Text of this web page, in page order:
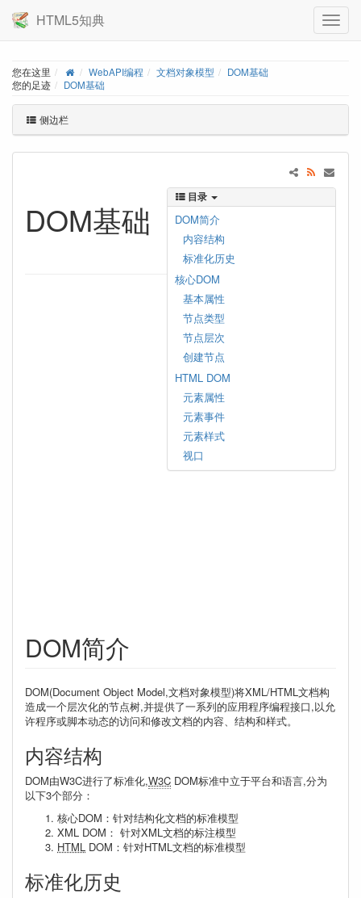
HTML5知典
您在这里 WebAPI编程 文档对象模型
DOM基础
您的足迹
DOM基础
侧边栏
目录
DOM简介
内容结构
标准化历史
核心DOM
基本属性
节点类型
节点层次
创建节点
HTML DOM
元素属性
元素事件
元素样式
视口
DOM基础
DOM简介
DOM(Document Object Model,文档对象模型)将XML/HTML文档构
造成一个层次化的节点树,并提供了一系列的应用程序编程接口,以允
许程序或脚本动态的访问和修改文档的内容、结构和样式。
内容结构
DOM由W3C进行了标准化,W3C DOM标准中立于平台和语言,分为
以下3个部分：
核心DOM：针对结构化文档的标准模型
XML DOM： 针对XML文档的标注模型
HTML DOM：针对HTML文档的标准模型
标准化历史